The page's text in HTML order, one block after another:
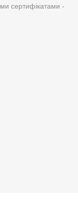
сертифікатами -